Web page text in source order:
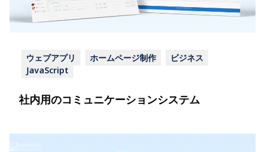
ウェブアプリ ホームページ制作
ビジネス
JavaScript
社内用のコミュニケーションシステム